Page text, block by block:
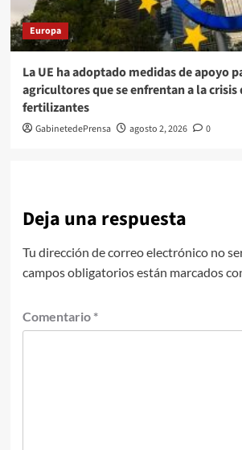
Europa
La UE ha adoptado medidas de apoyo
agricultores que se enfrentan a la crisis
fertilizantes
GabinetedePrensa agosto 2, 2026 0
Deja una respuesta
Tu dirección de correo electrónico no
campos obligatorios están marcados
Comentario *